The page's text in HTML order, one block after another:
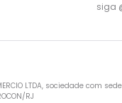
siga
LTDA, sociedade
RJ